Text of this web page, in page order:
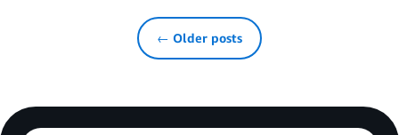
← Older posts